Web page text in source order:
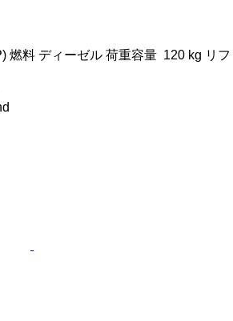
燃料 ディーゼル 荷重容量 120 kg リフ